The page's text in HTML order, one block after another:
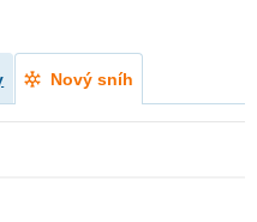
Nový sníh